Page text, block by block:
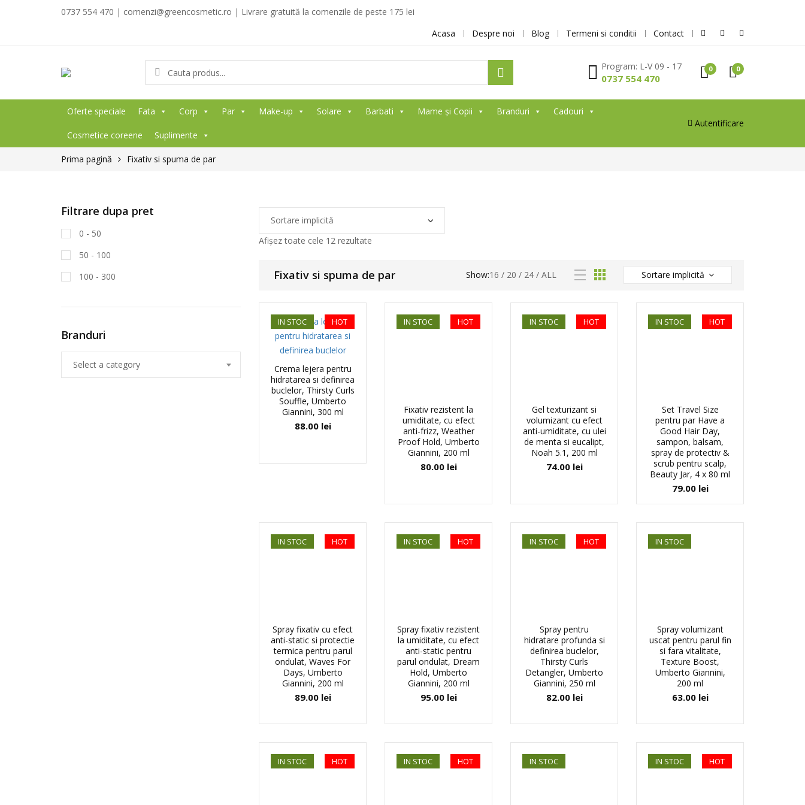
0737 554 470 | comenzi@greencosmetic.ro | Livrare gratuită la comenzile de peste 175 lei
Acasa
Despre noi Blog Termeni si conditii Contact
Program: L-V 09 - 17
0737 554 470
0 0
Oferte speciale Fata Corp Par Make-up Solare Barbati Mame și Copii Branduri Cadouri
Cosmetice coreene Suplimente
Autentificare
Prima pagină Fixativ si spuma de par
Afișez toate cele 12 rezultate
Fixativ si spuma de par Show:16 / 20 / 24 / ALL Sortare implicită
HOT
IN STOC
Crema lejera pentru
hidratarea si definirea
buclelor, Thirsty Curls
Souffle, Umberto
Giannini, 300 ml
88.00 lei
HOT
IN STOC
Fixativ rezistent la
umiditate, cu efect
anti-frizz, Weather
Proof Hold, Umberto
Giannini, 200 ml
80.00 lei
HOT
IN STOC
Gel texturizant si
volumizant cu efect
anti-umiditate, cu ulei
de menta si eucalipt,
Noah 5.1, 200 ml
74.00 lei
HOT
IN STOC
Set Travel Size
pentru par Have a
Good Hair Day,
sampon, balsam,
spray de protectiv &
scrub pentru scalp,
Beauty Jar, 4 x 80 ml
79.00 lei
HOT
IN STOC
Spray fixativ cu efect
anti-static si protectie
termica pentru parul
ondulat, Waves For
Days, Umberto
Giannini, 200 ml
89.00 lei
HOT
IN STOC
Spray fixativ rezistent
la umiditate, cu efect
anti-static pentru
parul ondulat, Dream
Hold, Umberto
Giannini, 200 ml
95.00 lei
HOT
IN STOC
Spray pentru
hidratare profunda si
definirea buclelor,
Thirsty Curls
Detangler, Umberto
Giannini, 250 ml
82.00 lei
IN STOC
Spray volumizant
uscat pentru parul fin
si fara vitalitate,
Texture Boost,
Umberto Giannini,
200 ml
63.00 lei
HOT
IN STOC HOT
IN STOC IN STOC HOT
IN STOC
Filtrare dupa pret
0 - 50
50 - 100
100 - 300
Branduri
Select a category